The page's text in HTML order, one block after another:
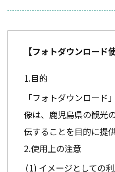
【フォトダウンロード
目的
「フォトダウンロード
像は、鹿児島県の観光
伝することを目的に提
使用上の注意
イメージとしての